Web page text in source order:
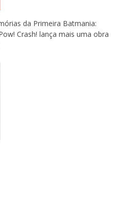
da Primeira Batmania:
Crash! lança mais uma obra